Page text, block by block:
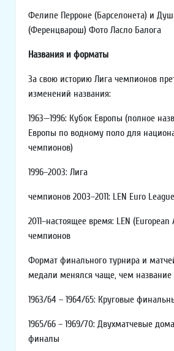
Фелипе Перроне (Барселонета) и
(Ференцварош) Фото Ласло Балога
Названия и форматы
За свою историю Лига чемпионов
изменений названия:
1963—1996: Кубок Европы (полное
Европы по водному поло для
чемпионов)
1996–2003: Лига
чемпионов 2003–2011: LEN Euro League
2011–настоящее время: LEN
чемпионов
Формат финального турнира и
медали менялся чаще, чем название
1963/64 – 1964/65: Круговые
1965/66 – 1969/70: Двухматчевые
финалы